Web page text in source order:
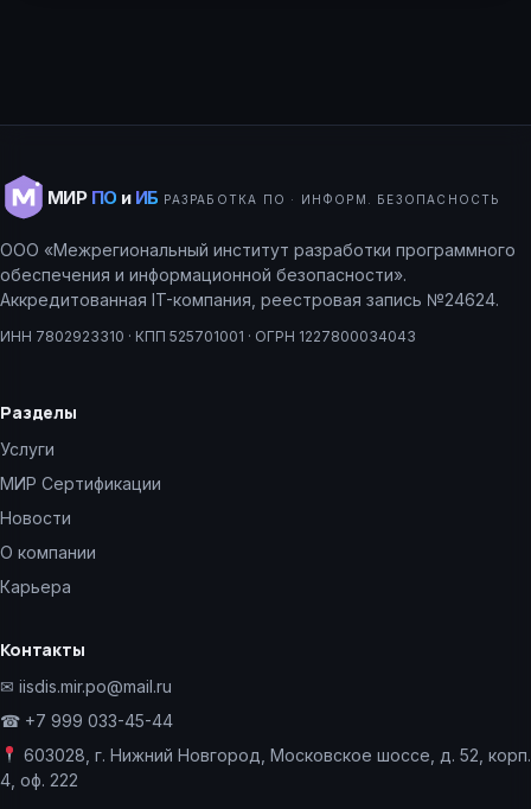
МИР ПО и ИБ РАЗРАБОТКА ПО · ИНФОРМ. БЕЗОПАСНОСТЬ
ООО «Межрегиональный институт разработки программного
обеспечения и информационной безопасности».
Аккредитованная IT-компания, реестровая запись №24624.
ИНН 7802923310 · КПП 525701001 · ОГРН 1227800034043
Разделы
Услуги
МИР Сертификации
Новости
О компании
Карьера
Контакты
✉ iisdis.mir.po@mail.ru
☎ +7 999 033-45-44
603028, г. Нижний Новгород, Московское шоссе, д. 52, корп.
4, оф. 222